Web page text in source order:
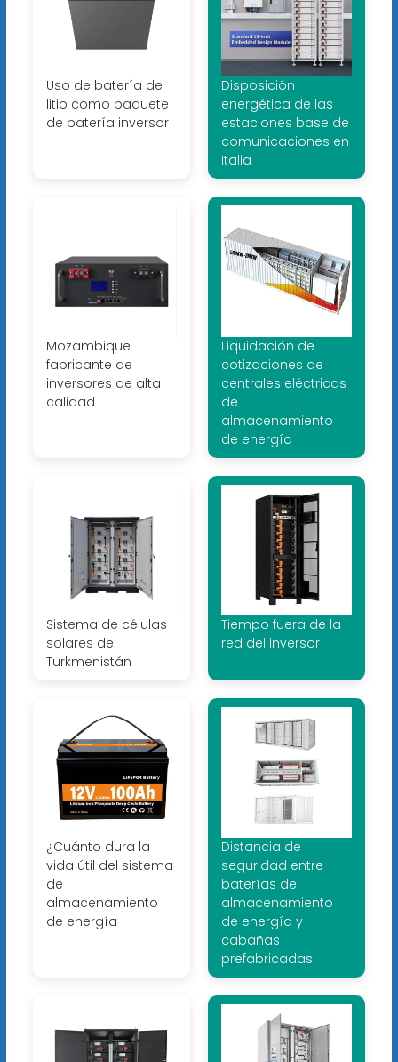
Uso de batería de
litio como paquete
de batería inversor
Disposición
energética de las
estaciones base de
comunicaciones en
Italia
Mozambique
fabricante de
inversores de alta
calidad
Liquidación de
cotizaciones de
centrales eléctricas
de
almacenamiento
de energía
Sistema de células
solares de
Turkmenistán
Tiempo fuera de la
red del inversor
¿Cuánto dura la
vida útil del sistema
de
almacenamiento
de energía
Distancia de
seguridad entre
baterías de
almacenamiento
de energía y
cabañas
prefabricadas